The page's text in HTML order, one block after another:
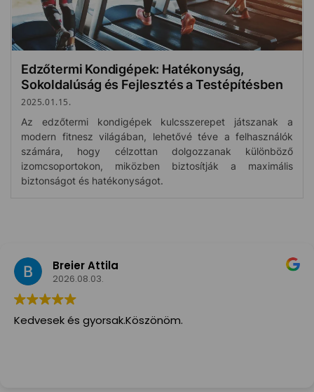
Edzőtermi Kondigépek: Hatékonyság,
Sokoldalúság és Fejlesztés a Testépítésben
2025.01.15.
Az edzőtermi kondigépek kulcsszerepet játszanak a
modern fitnesz világában, lehetővé téve a felhasználók
számára, hogy célzottan dolgozzanak különböző
izomcsoportokon, miközben biztosítják a maximális
biztonságot és hatékonyságot.
Breier Attila
2026.08.03.
Kedvesek és gyorsak.Köszönöm.